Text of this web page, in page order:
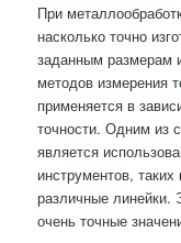
При
насколько точно
заданным размерам
методов измерения
применяется в
точности. Одним из
является
инструментов,
различные линейки.
очень точные